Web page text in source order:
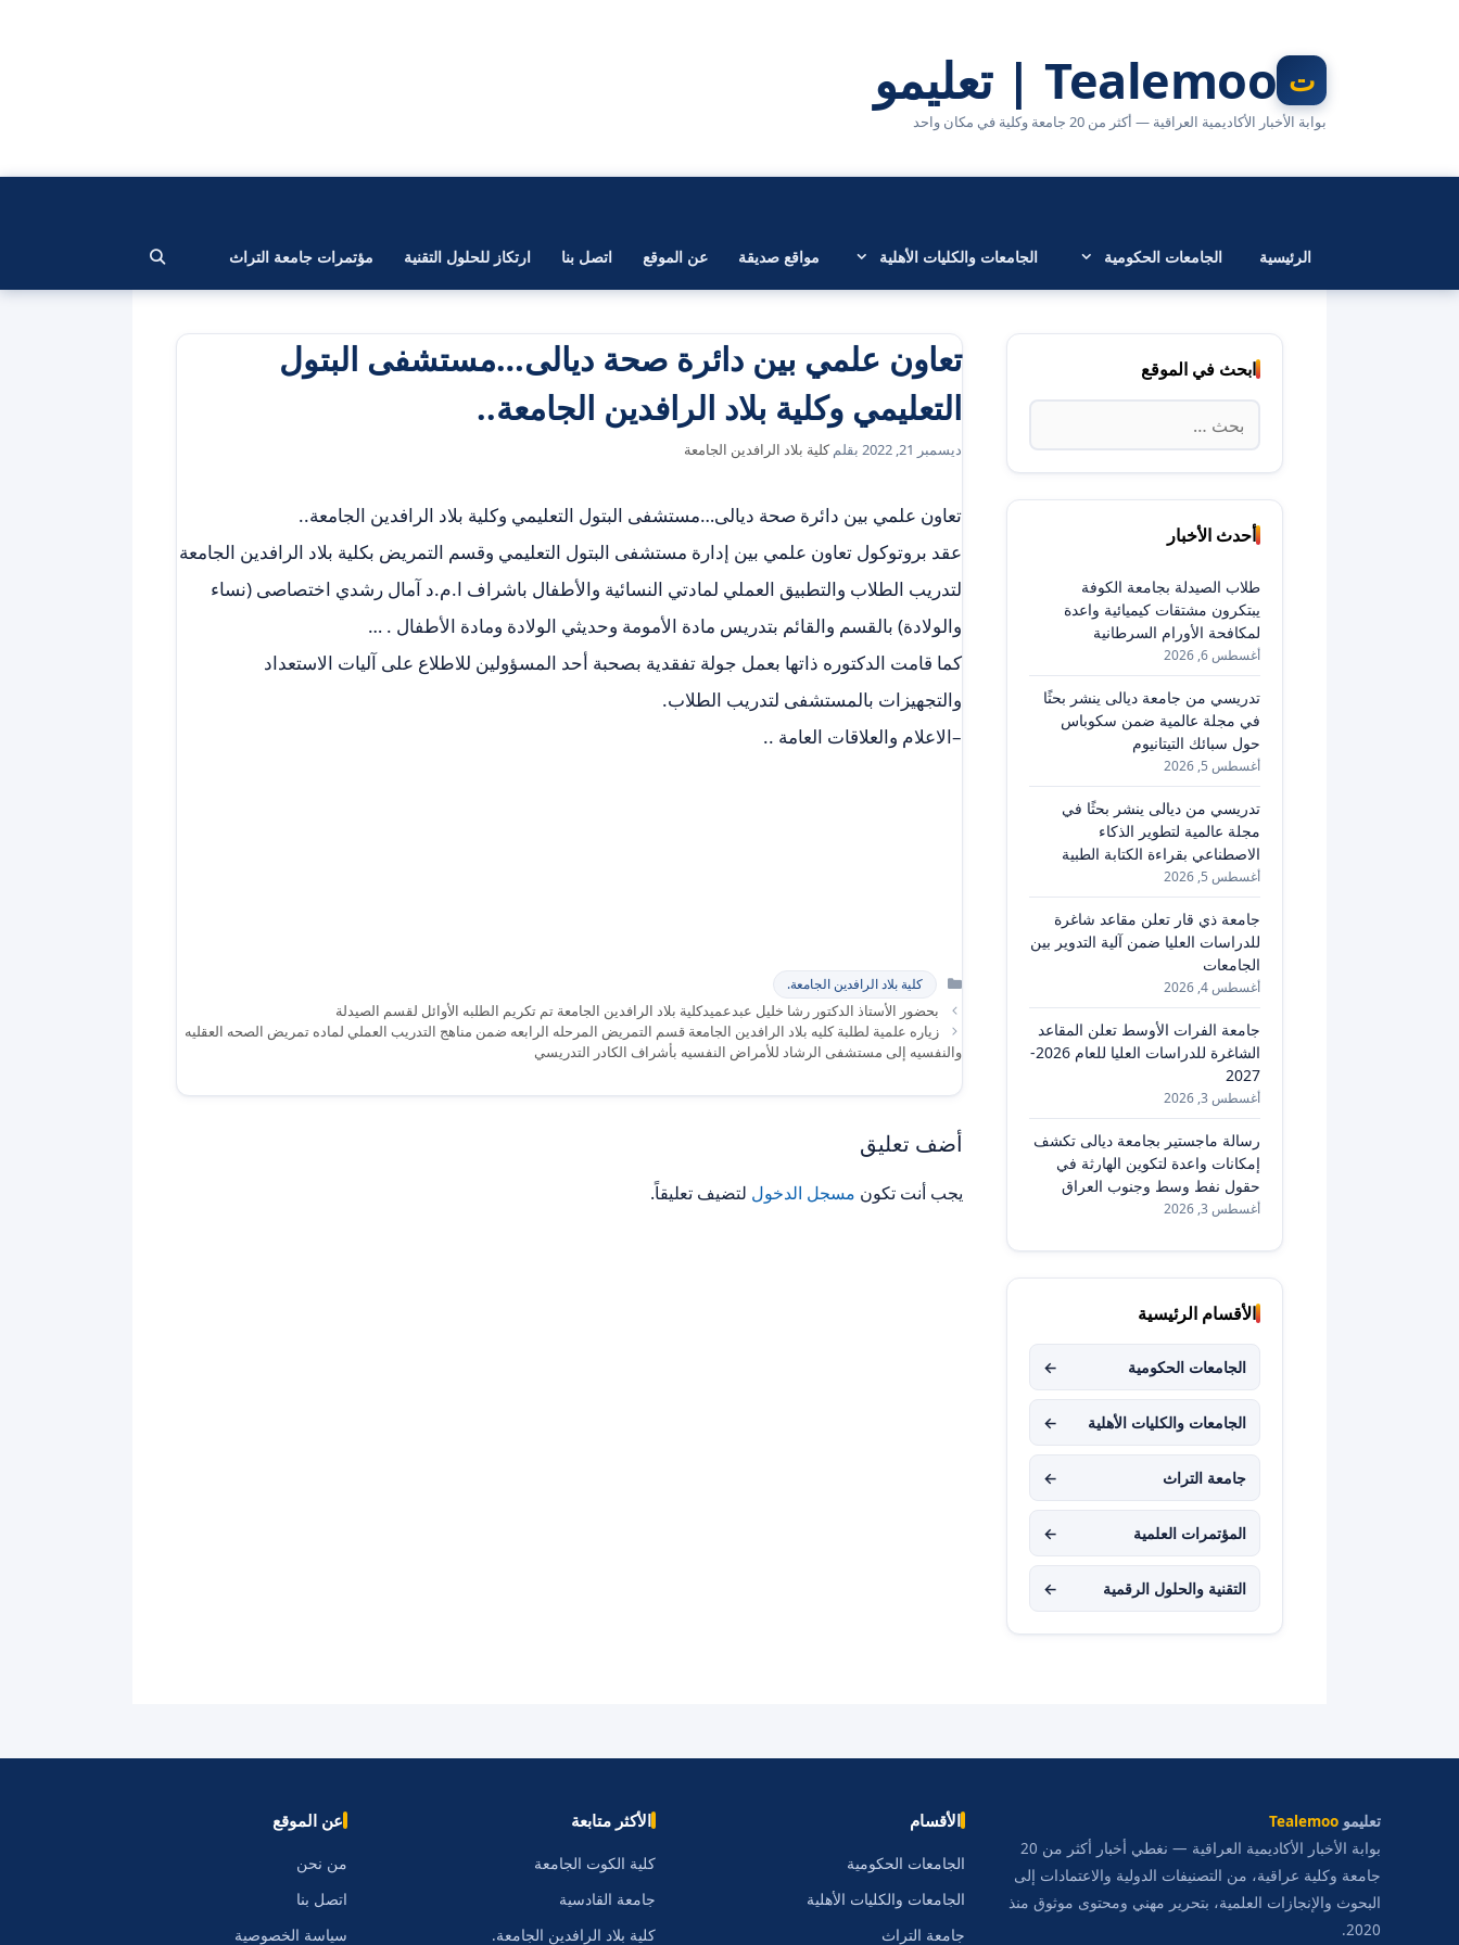
Tealemoo | تعليمو
بوابة الأخبار الأكاديمية العراقية — أكثر من 20 جامعة وكلية في مكان واحد
الرئيسية الجامعات الحكومية الجامعات والكليات الأهلية مواقع صديقة عن الموقع اتصل بنا ارتكاز للحلول التقنية مؤتمرات جامعة التراث
تعاون علمي بين دائرة صحة ديالى…مستشفى البتول
التعليمي وكلية بلاد الرافدين الجامعة..
ديسمبر 21, 2022 بقلمكلية بلاد الرافدين الجامعة
تعاون علمي بين دائرة صحة ديالى…مستشفى البتول التعليمي وكلية بلاد الرافدين الجامعة..
عقد بروتوكول تعاون علمي بين إدارة مستشفى البتول التعليمي وقسم التمريض بكلية بلاد الرافدين الجامعة
لتدريب الطلاب والتطبيق العملي لمادتي النسائية والأطفال باشراف ا.م.د آمال رشدي اختصاصى (نساء
والولادة) بالقسم والقائم بتدريس مادة الأمومة وحديثي الولادة ومادة الأطفال . …
كما قامت الدكتوره ذاتها بعمل جولة تفقدية بصحبة أحد المسؤولين للاطلاع على آليات الاستعداد
والتجهيزات بالمستشفى لتدريب الطلاب.
–الاعلام والعلاقات العامة ..
التصنيفات
كلية بلاد الرافدين الجامعة.
بحضور الأستاذ الدكتور رشا خليل عبدعميدكلية بلاد الرافدين الجامعة تم تكريم الطلبه الأوائل لقسم الصيدلة
زياره علمية لطلبة كليه بلاد الرافدين الجامعة قسم التمريض المرحله الرابعه ضمن مناهج التدريب العملي لماده تمريض الصحه العقليه
والنفسيه إلى مستشفى الرشاد للأمراض النفسيه بأشراف الكادر التدريسي
أضف تعليق
يجب أنت تكون مسجل الدخول لتضيف تعليقاً.
ابحث في الموقع
البحث
عن:
أحدث الأخبار
طلاب الصيدلة بجامعة الكوفة
يبتكرون مشتقات كيميائية واعدة
لمكافحة الأورام السرطانية
أغسطس 6, 2026
تدريسي من جامعة ديالى ينشر بحثًا
في مجلة عالمية ضمن سكوباس
حول سبائك التيتانيوم
أغسطس 5, 2026
تدريسي من ديالى ينشر بحثًا في
مجلة عالمية لتطوير الذكاء
الاصطناعي بقراءة الكتابة الطبية
أغسطس 5, 2026
جامعة ذي قار تعلن مقاعد شاغرة
للدراسات العليا ضمن آلية التدوير بين
الجامعات
أغسطس 4, 2026
جامعة الفرات الأوسط تعلن المقاعد
الشاغرة للدراسات العليا للعام 2026-
2027
أغسطس 3, 2026
رسالة ماجستير بجامعة ديالى تكشف
إمكانات واعدة لتكوين الهارثة في
حقول نفط وسط وجنوب العراق
أغسطس 3, 2026
الأقسام الرئيسية
الجامعات الحكومية ←
الجامعات والكليات الأهلية ←
جامعة التراث ←
المؤتمرات العلمية ←
التقنية والحلول الرقمية ←
تعليمو Tealemoo
بوابة الأخبار الأكاديمية العراقية — نغطي أخبار أكثر من 20
جامعة وكلية عراقية، من التصنيفات الدولية والاعتمادات إلى
البحوث والإنجازات العلمية، بتحرير مهني ومحتوى موثوق منذ
2020.
الأقسام
الجامعات الحكومية
الجامعات والكليات الأهلية
جامعة التراث
الأكثر متابعة
كلية الكوت الجامعة
جامعة القادسية
كلية بلاد الرافدين الجامعة.
عن الموقع
من نحن
اتصل بنا
سياسة الخصوصية